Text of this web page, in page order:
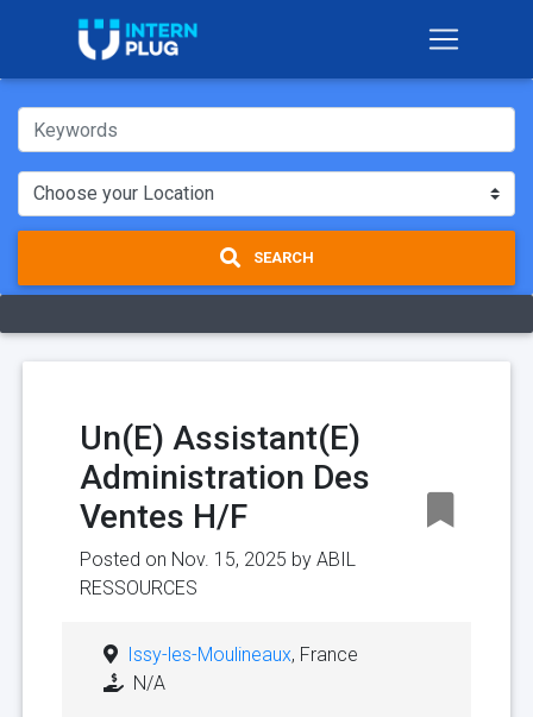
SEARCH
Un(E) Assistant(E)
Administration Des
Ventes H/F
Posted on Nov. 15, 2025 by ABIL
RESSOURCES
Issy-les-Moulineaux, France
N/A